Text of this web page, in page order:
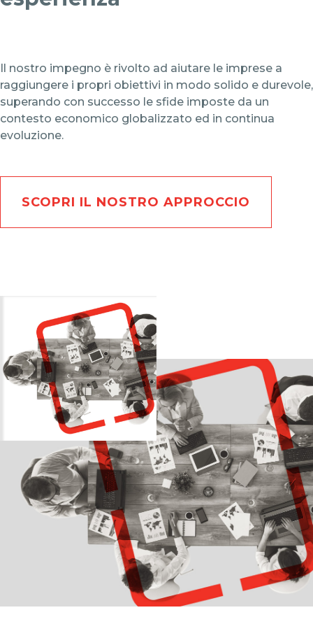
Il nostro impegno è rivolto ad aiutare le imprese a
raggiungere i propri obiettivi in modo solido e durevole,
superando con successo le sfide imposte da un
contesto economico globalizzato ed in continua
evoluzione.
SCOPRI IL NOSTRO APPROCCIO